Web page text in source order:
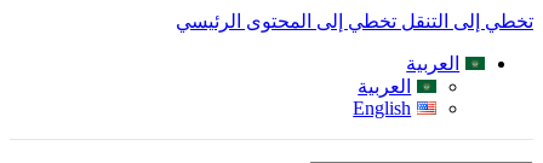
تخطي إلى التنقل تخطي إلى المحتوى الرئيسي
العربية
العربية
English